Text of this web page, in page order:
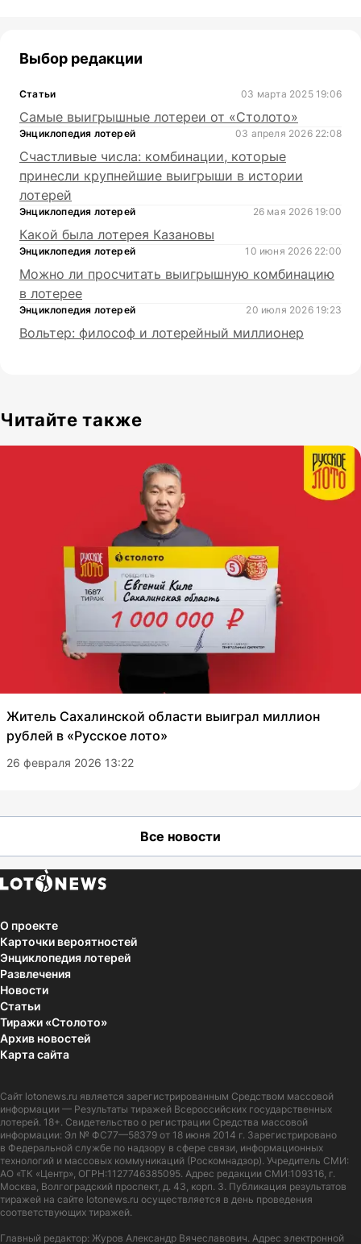
Выбор редакции
Статьи 03 марта 2025 19:06
Самые выигрышные лотереи от «Столото»
Энциклопедия лотерей 03 апреля 2026 22:08
Счастливые числа: комбинации, которые
принесли крупнейшие выигрыши в истории
лотерей
Энциклопедия лотерей 26 мая 2026 19:00
Какой была лотерея Казановы
Энциклопедия лотерей 10 июня 2026 22:00
Можно ли просчитать выигрышную комбинацию
в лотерее
Энциклопедия лотерей 20 июля 2026 19:23
Вольтер: философ и лотерейный миллионер
Читайте также
Житель Сахалинской области выиграл миллион
рублей в «Русское лото»
26 февраля 2026 13:22
Все новости
О проекте
Карточки вероятностей
Энциклопедия лотерей
Развлечения
Новости
Статьи
Тиражи «Столото»
Архив новостей
Карта сайта
Сайт lotonews.ru является зарегистрированным Средством массовой
информации — Результаты тиражей Всероссийских государственных
лотерей. 18+. Свидетельство о регистрации Средства массовой
информации: Эл № ФС77—58379 от 18 июня 2014 г. Зарегистрировано
в Федеральной службе по надзору в сфере связи, информационных
технологий и массовых коммуникаций (Роскомнадзор). Учредитель СМИ:
АО «ТК «Центр», ОГРН:1127746385095. Адрес редакции СМИ:109316, г.
Москва, Волгоградский проспект, д. 43, корп. 3. Публикация результатов
тиражей на сайте lotonews.ru осуществляется в день проведения
соответствующих тиражей.
Главный редактор: Журов Александр Вячеславович. Адрес электронной